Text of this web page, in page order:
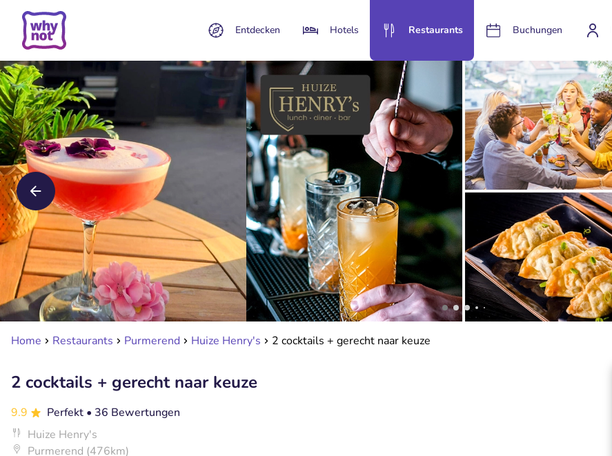
Entdecken Hotels Restaurants Buchungen
Home Restaurants Purmerend Huize Henry's 2 cocktails + gerecht naar keuze
2 cocktails + gerecht naar keuze
9.9 Perfekt • 36 Bewertungen
Huize Henry's
Purmerend (476km)